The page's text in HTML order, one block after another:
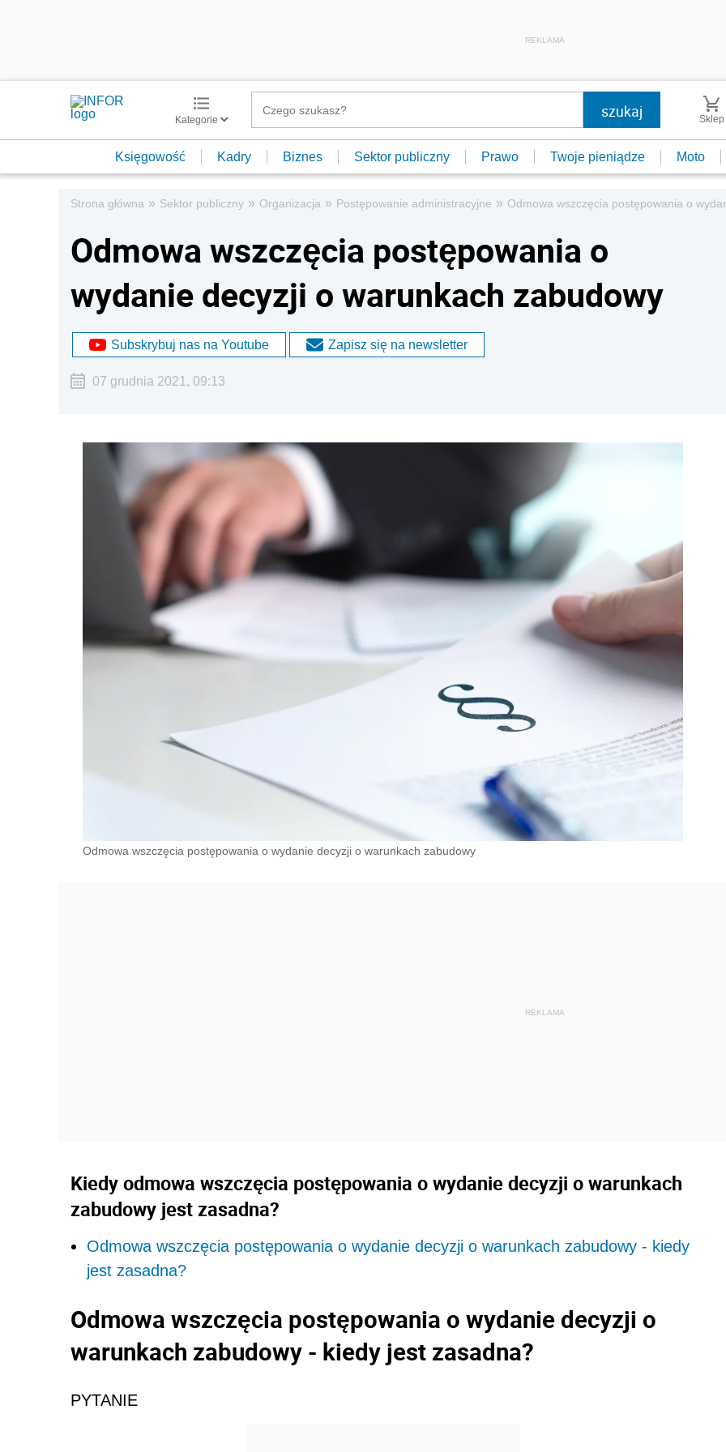
REKLAMA
Kategorie Sklep
Księgowość Kadry Biznes Sektor publiczny Prawo Twoje pieniądze Moto
Strona główna » Sektor publiczny » Organizacja » Postępowanie administracyjne » Odmowa wszczęcia postępowania o
Odmowa wszczęcia postępowania o
wydanie decyzji o warunkach zabudowy
Subskrybuj nas na Youtube Zapisz się na newsletter
07 grudnia 2021, 09:13
Odmowa wszczęcia postępowania o wydanie decyzji o warunkach zabudowy
Kiedy odmowa wszczęcia postępowania o wydanie decyzji o warunkach
zabudowy jest zasadna?
Odmowa wszczęcia postępowania o wydanie decyzji o warunkach zabudowy - kiedy
jest zasadna?
Odmowa wszczęcia postępowania o wydanie decyzji o
warunkach zabudowy - kiedy jest zasadna?
PYTANIE